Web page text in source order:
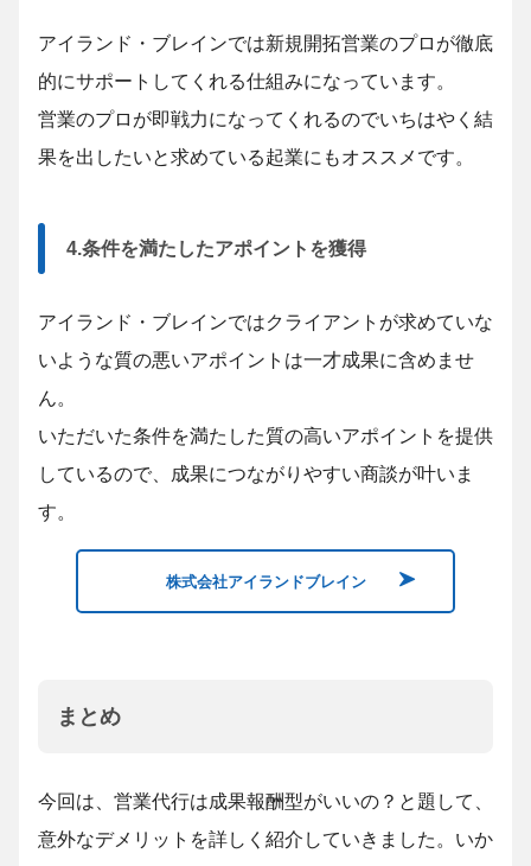
アイランド・ブレインでは新規開拓営業のプロが徹底
的にサポートしてくれる仕組みになっています。
営業のプロが即戦力になってくれるのでいちはやく結
果を出したいと求めている起業にもオススメです。
4.条件を満たしたアポイントを獲得
アイランド・ブレインではクライアントが求めていな
いような質の悪いアポイントは一才成果に含めませ
ん。
いただいた条件を満たした質の高いアポイントを提供
しているので、成果につながりやすい商談が叶いま
す。
株式会社アイランドブレイン
まとめ
今回は、営業代行は成果報酬型がいいの？と題して、
意外なデメリットを詳しく紹介していきました。いか